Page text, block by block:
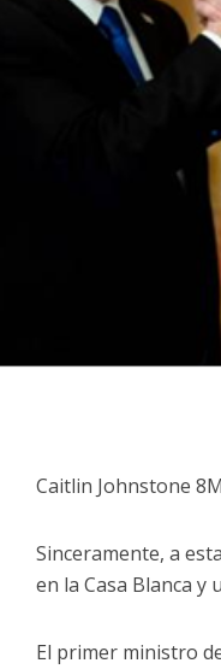
Caitlin Johnstone
Sinceramente, a
en la Casa Blanca y
El primer ministro